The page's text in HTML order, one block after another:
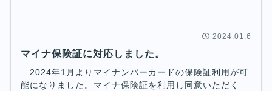
2024.01.6
マイナ保険証に対応しました。
2024年1月よりマイナンバーカードの保険証利用が可
能になりました。マイナ保険証を利用し同意いただく